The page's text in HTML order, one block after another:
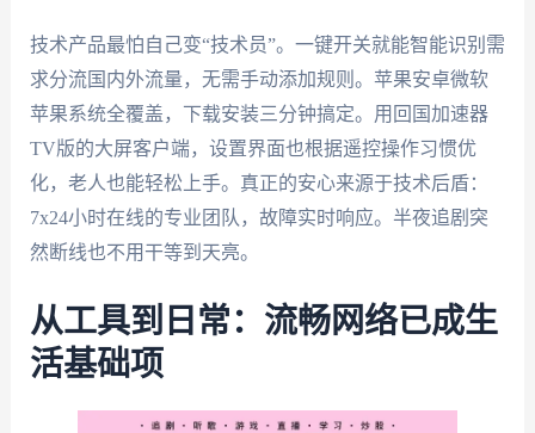
技术产品最怕自己变“技术员”。一键开关就能智能识别需
求分流国内外流量，无需手动添加规则。苹果安卓微软
苹果系统全覆盖，下载安装三分钟搞定。用回国加速器
TV版的大屏客户端，设置界面也根据遥控操作习惯优
化，老人也能轻松上手。真正的安心来源于技术后盾：
7x24小时在线的专业团队，故障实时响应。半夜追剧突
然断线也不用干等到天亮。
从工具到日常：流畅网络已成生
活基础项